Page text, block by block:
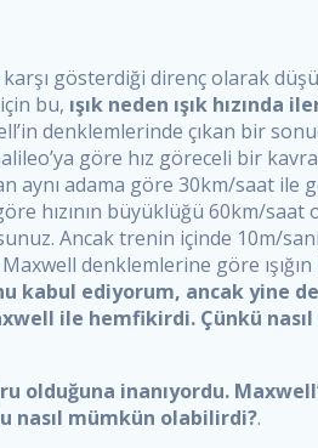
gösterdiği direnç olarak
bu, ışık neden ışık hızında
denklemlerinde çıkan bir
göre hız göreceli bir
adama göre 30km/saat ile
hızının büyüklüğü 60km/
Ancak trenin içinde 10m/
denklemlerine göre ışığın
kabul ediyorum, ancak yine
ile hemfikirdi. Çünkü nasıl
olduğuna inanıyordu.
nasıl mümkün olabilirdi?.